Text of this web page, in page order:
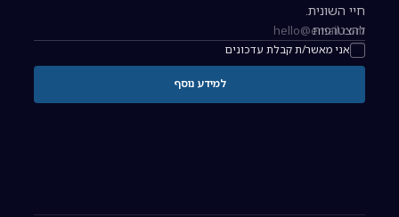
חיי השונית.
כתובת אימייל להרשמה לניוזלטר
אני מאשר/ת קבלת עדכונים
להצטרפות
למידע נוסף